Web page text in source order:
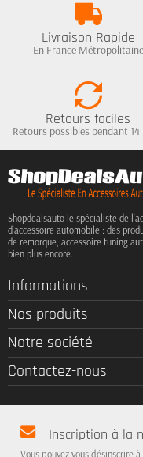
Livraison Rapide
En France Métropolitaine
Retours faciles
Retours possibles pendant 14
Shopdealsauto le spécialiste de
d'accessoire automobile : des
de remorque, accessoire tuning
bien plus encore.
Informations
Nos produits
Notre société
Contactez-nous
Inscription à la
Vous pouvez vous désinscrire